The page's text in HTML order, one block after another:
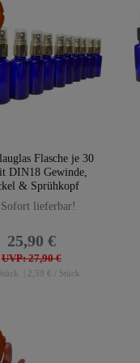
Flasche je 30
DIN18 Gewinde,
& Sprühkopf
Sofort lieferbar!
UVP: 27,90 €
25,90 €
| 2,59 € / Stück